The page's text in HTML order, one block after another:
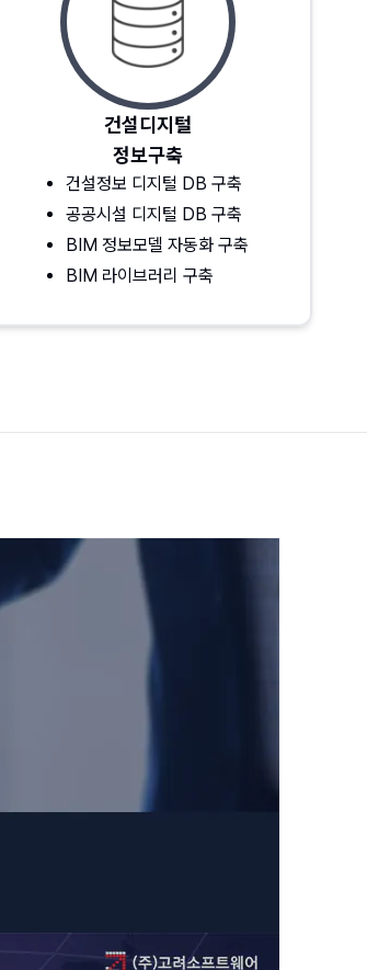
건설디지털
정보구축
건설정보 디지털 DB 구축
공공시설 디지털 DB 구축
BIM 정보모델 자동화 구축
BIM 라이브러리 구축